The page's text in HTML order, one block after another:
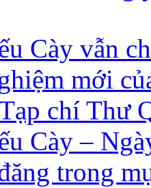
Cày vẫn
mới
chí Thư
Cày –
trong